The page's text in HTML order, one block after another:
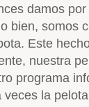
damos
bien, somos
Este
nuestra
programa
la